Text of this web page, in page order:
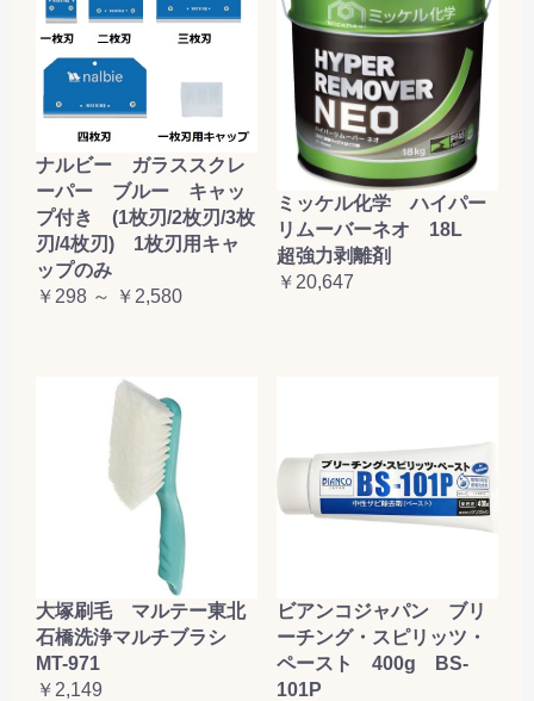
ナルビー ガラススクレ
ーパー ブルー キャッ
プ付き (1枚刃/2枚刃/3枚
刃/4枚刃) 1枚刃用キャ
ップのみ
￥298 ～ ￥2,580
ミッケル化学 ハイパー
リムーバーネオ 18L
超強力剥離剤
￥20,647
大塚刷毛 マルテー東北
石橋洗浄マルチブラシ
MT-971
￥2,149
ビアンコジャパン ブリ
ーチング・スピリッツ・
ペースト 400g BS-
101P